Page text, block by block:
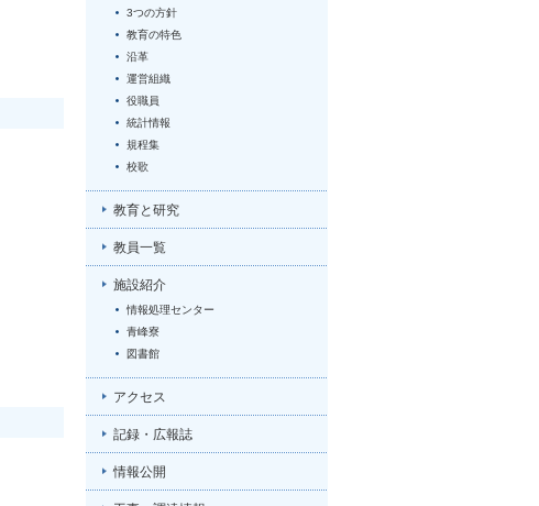
3つの方針
教育の特色
沿革
運営組織
役職員
統計情報
規程集
校歌
教育と研究
教員一覧
施設紹介
情報処理センター
青峰寮
図書館
アクセス
記録・広報誌
情報公開